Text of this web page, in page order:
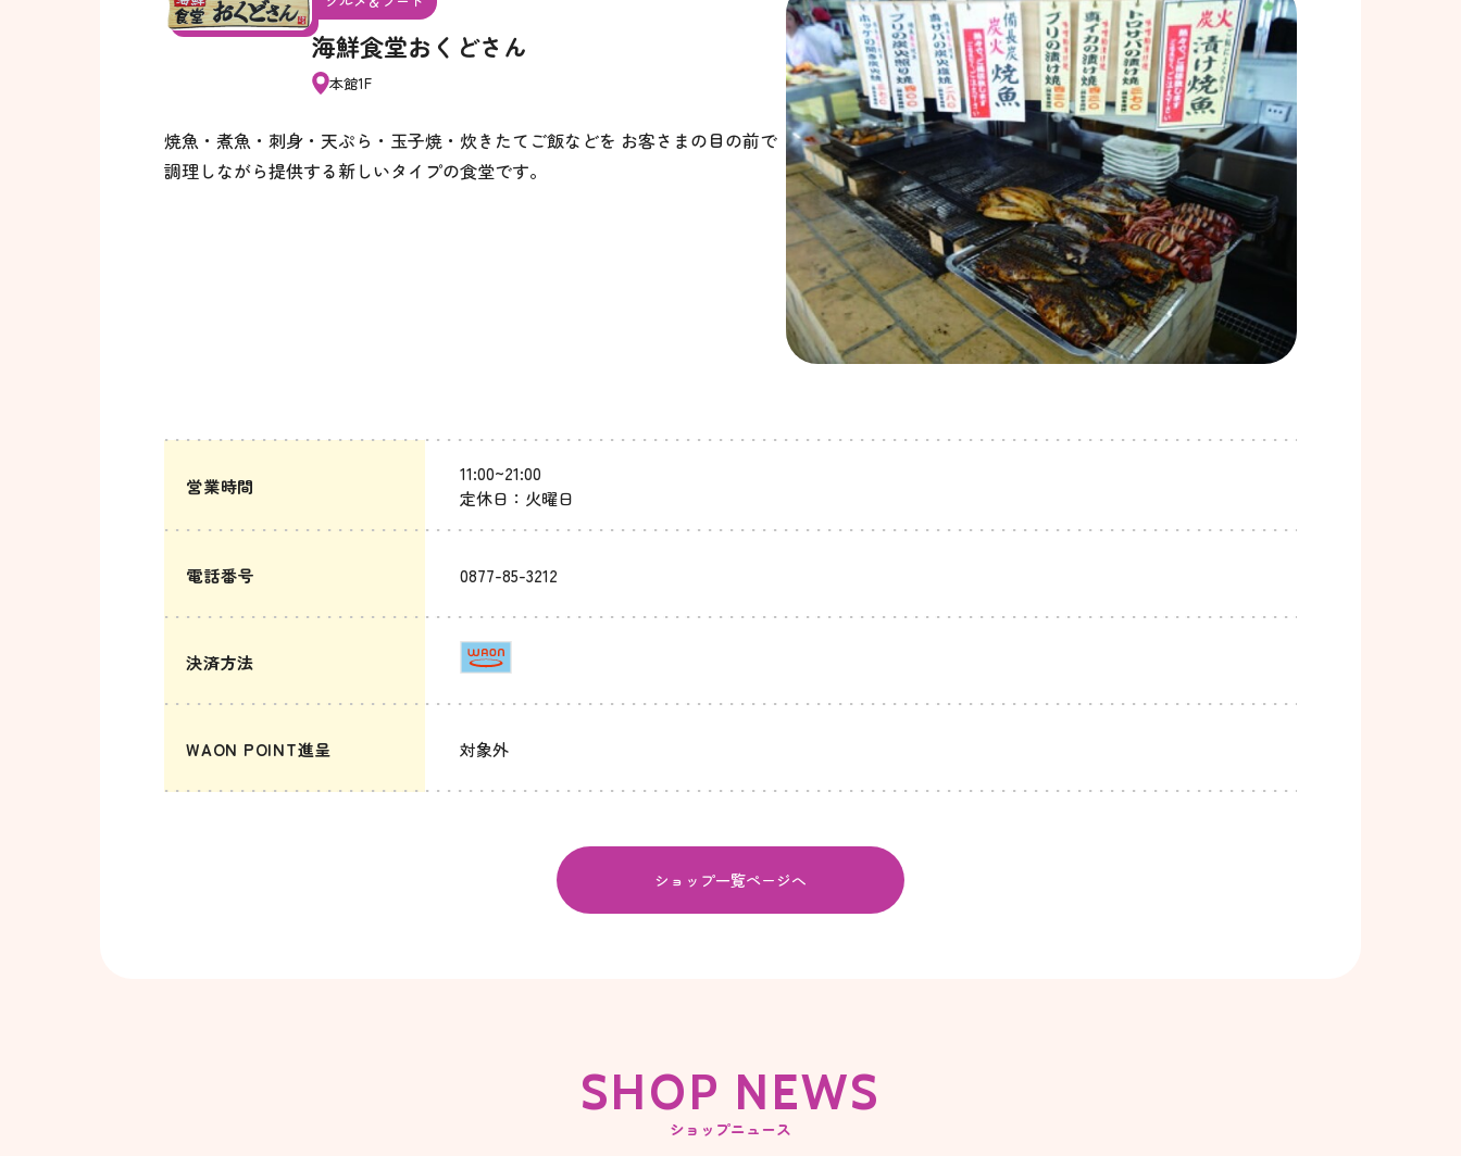
海鮮食堂おくどさん
本館1F
焼魚・煮魚・刺身・天ぷら・玉子焼・炊きたてご飯などを お客さまの目の前で
調理しながら提供する新しいタイプの食堂です。
営業時間
11:00~21:00
定休日：火曜日
電話番号 0877-85-3212
決済方法
WAON POINT進呈 対象外
ショップ一覧ページへ
SHOP NEWS
ショップニュース